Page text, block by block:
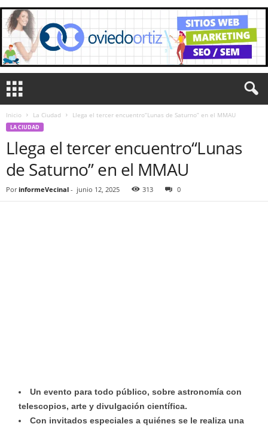
Inicio La Ciudad Llega el tercer encuentro“Lunas de Saturno” en el MMAU
LA CIUDAD
Llega el tercer encuentro“Lunas
de Saturno” en el MMAU
Por informeVecinal - junio 12, 2025 313 0
Un evento para todo público, sobre astronomía con
telescopios, arte y divulgación científica.
Con invitados especiales a quiénes se le realiza una